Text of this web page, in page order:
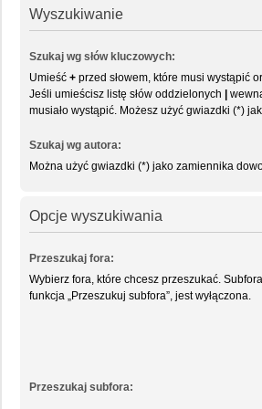
Wyszukiwanie
Szukaj wg słów kluczowych:
Umieść + przed słowem, które musi wystąpić
Jeśli umieścisz listę słów oddzielonych |
musiało wystąpić. Możesz użyć gwiazdki (*)
Szukaj wg autora:
Można użyć gwiazdki (*) jako zamiennika
Opcje wyszukiwania
Przeszukaj fora:
Wybierz fora, które chcesz przeszukać.
funkcja „Przeszukuj subfora”, jest wyłączona.
Przeszukaj subfora: